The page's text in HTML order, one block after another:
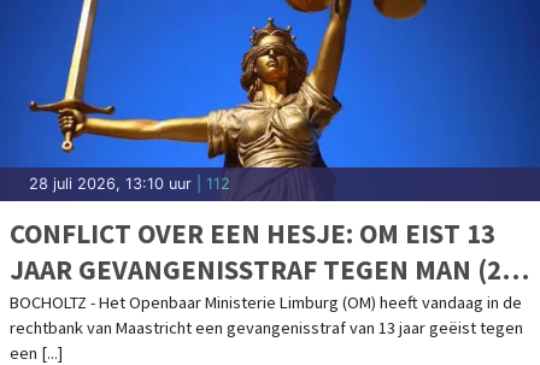
28 juli 2026, 13:10 uur | 112
CONFLICT OVER EEN HESJE: OM EIST 13
JAAR GEVANGENISSTRAF TEGEN MAN (22)
VOOR DODELIJKE SCHIETPARTIJ
BOCHOLTZ
BOCHOLTZ - Het Openbaar Ministerie Limburg (OM) heeft vandaag in de
rechtbank van Maastricht een gevangenisstraf van 13 jaar geëist tegen
een [...]